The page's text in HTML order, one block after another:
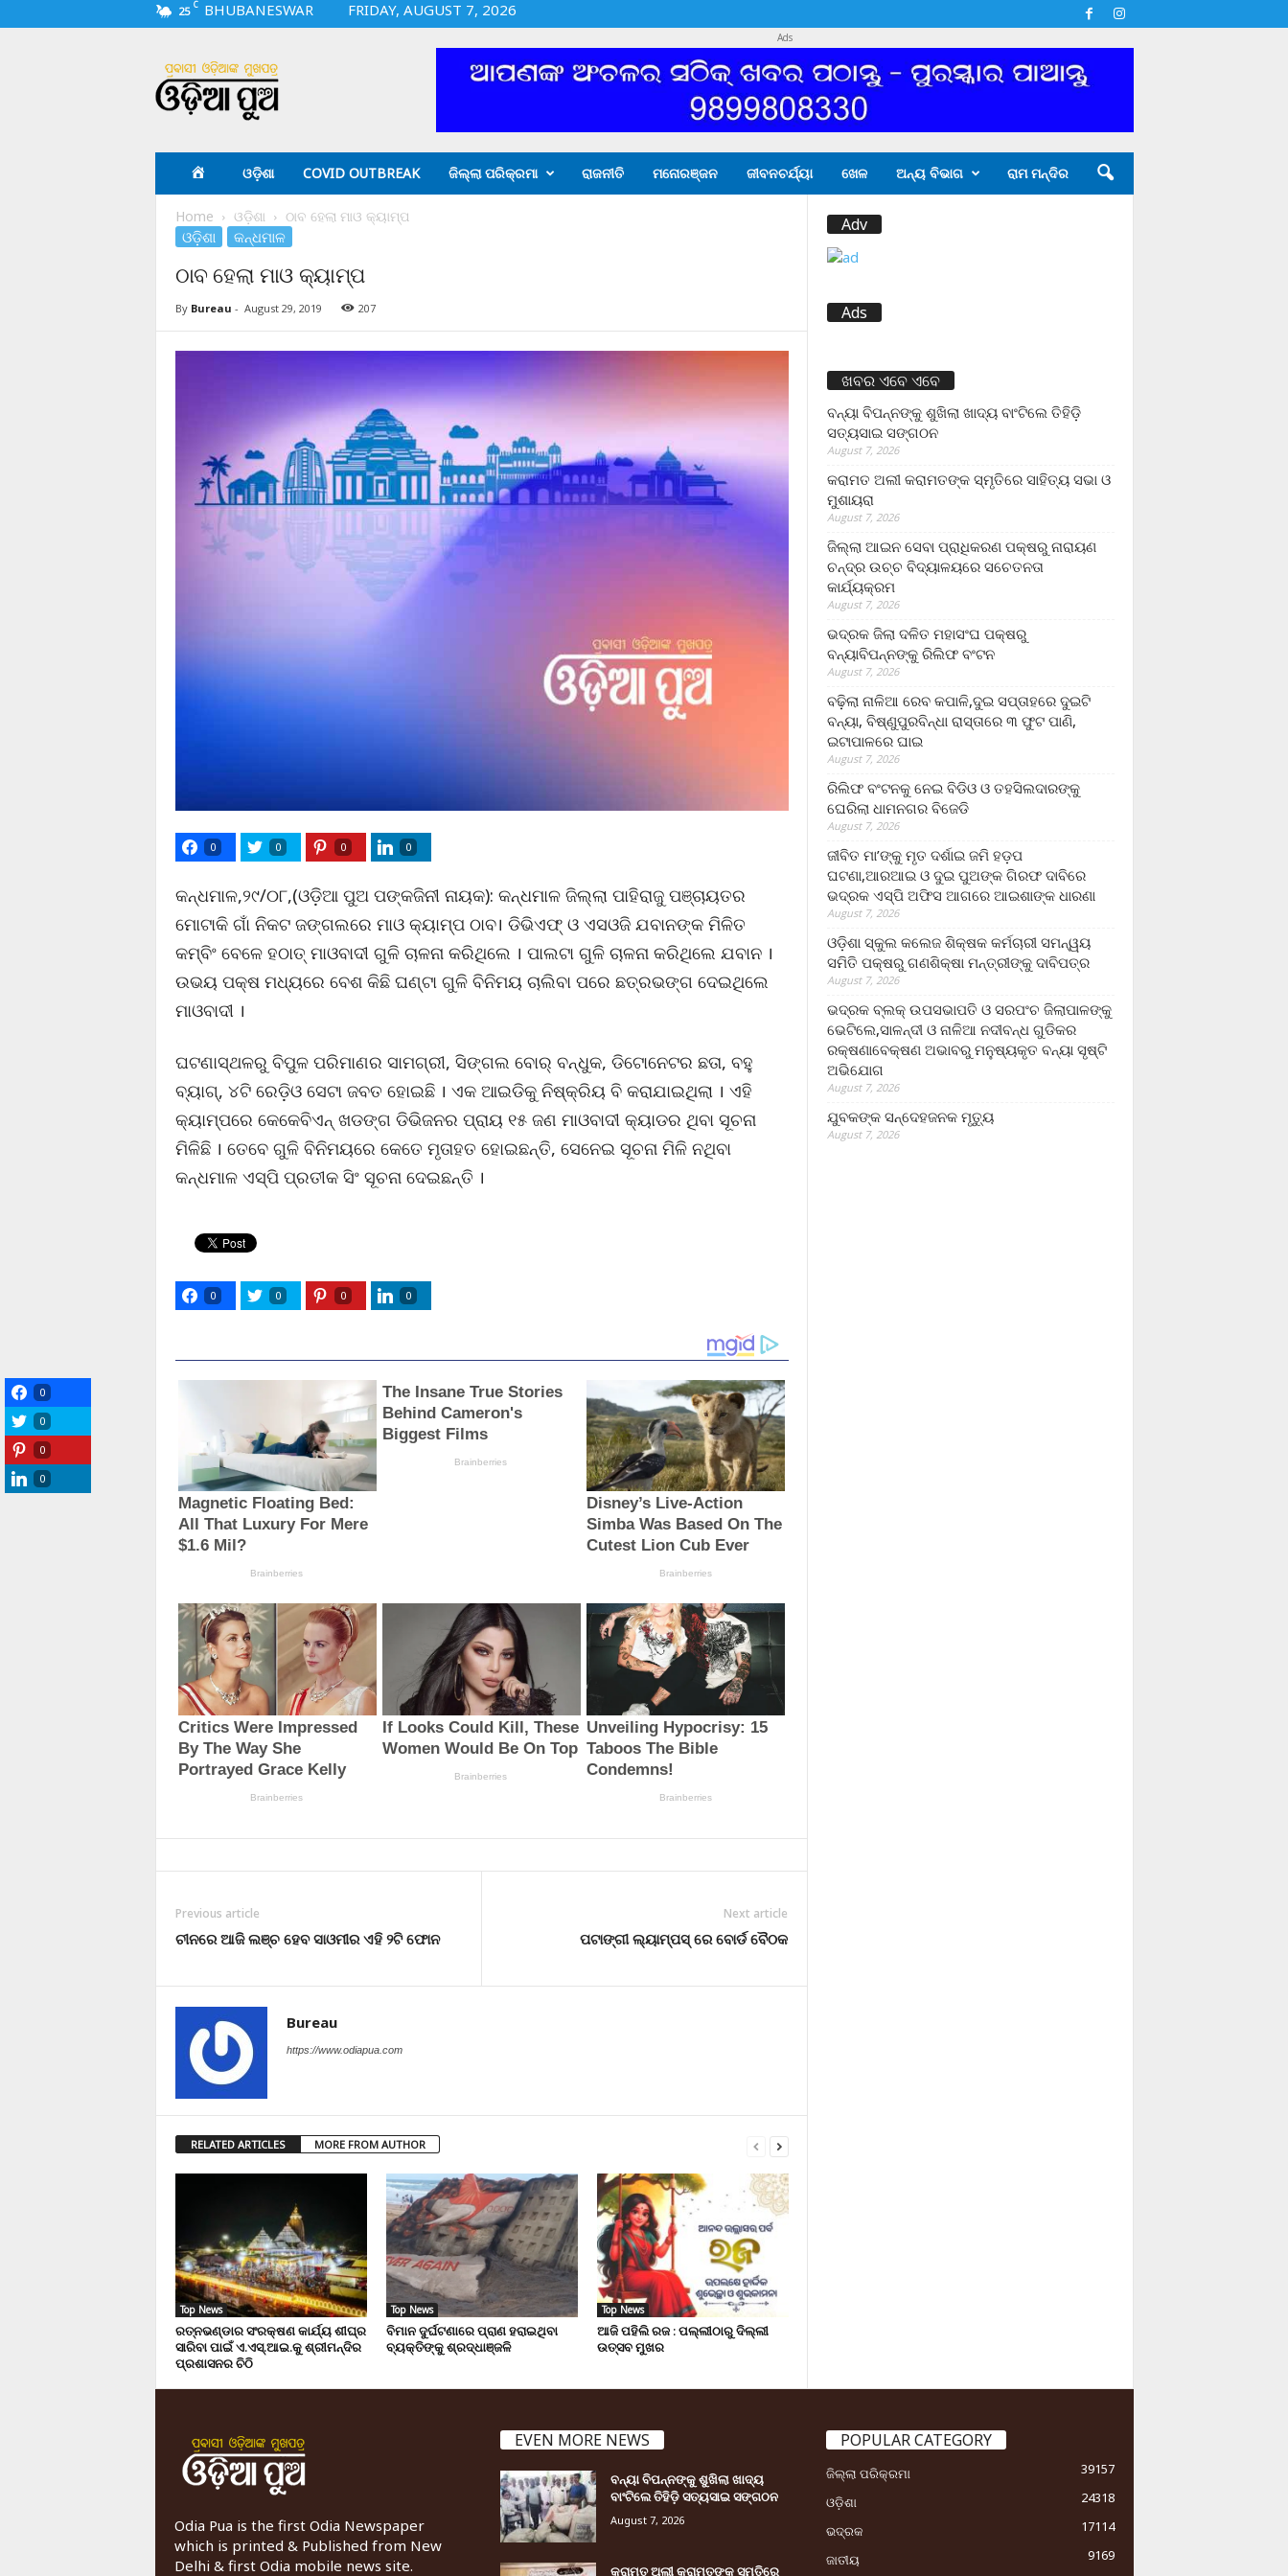
25 C BHUBANESWAR
FRIDAY, AUGUST 7, 2026
i
a
Ads
ଓଡ଼ିଶା COVID OUTBREAK ଜିଲ୍ଲା ପରିକ୍ରମା ରାଜନୀତି ମନୋରଞ୍ଜନ ଜୀବନଚର୍ଯ୍ୟା ଖେଳ ଅନ୍ୟ ବିଭାଗ ରାମ ମନ୍ଦିର
Home ଓଡ଼ିଶା ଠାବ ହେଲା ମାଓ କ୍ୟାମ୍ପ
ଓଡ଼ିଶା କନ୍ଧମାଳ
ଠାବ ହେଲା ମାଓ କ୍ୟାମ୍ପ
By Bureau - August 29, 2019 207
0 0 0 0
କନ୍ଧମାଳ,୨୯/୦୮,(ଓଡ଼ିଆ ପୁଅ ପଙ୍କଜିନୀ ନାୟକ): କନ୍ଧମାଳ ଜିଲ୍ଲା ପାହିରାଜୁ ପଞ୍ଚାୟତର
ମୋଟାକି ଗାଁ ନିକଟ ଜଙ୍ଗଲରେ ମାଓ କ୍ୟାମ୍ପ ଠାବ। ଡିଭିଏଫ୍‌ ଓ ଏସଓଜି ଯବାନଙ୍କ ମିଳିତ
କମ୍ବିଂ ବେଳେ ହଠାତ୍‌ ମାଓବାଦୀ ଗୁଳି ଚାଳନା କରିଥିଲେ । ପାଲଟା ଗୁଳି ଚାଳନା କରିଥିଲେ ଯବାନ ।
ଉଭୟ ପକ୍ଷ ମଧ୍ୟରେ ବେଶ କିଛି ଘଣ୍ଟା ଗୁଳି ବିନିମୟ ଚାଲିବା ପରେ ଛତ୍ରଭଙ୍ଗ ଦେଇଥିଲେ
ମାଓବାଦୀ ।
ଘଟଣାସ୍ଥଳରୁ ବିପୁଳ ପରିମାଣର ସାମଗ୍ରୀ, ସିଙ୍ଗଲ ବୋର୍‌ ବନ୍ଧୁକ, ଡିଟୋନେଟର ଛତା, ବହୁ
ବ୍ୟାଗ୍‌, ୪ଟି ରେଡ଼ିଓ ସେଟା ଜବତ ହୋଇଛି । ଏକ ଆଇଡିକୁ ନିଷ୍କ୍ରିୟ ବି କରାଯାଇଥିଲା । ଏହି
କ୍ୟାମ୍ପରେ କେକେବିଏନ୍‌ ଖଡଙ୍ଗ ଡିଭିଜନର ପ୍ରାୟ ୧୫ ଜଣ ମାଓବାଦୀ କ୍ୟାଡର ଥିବା ସୂଚନା
ମିଳିଛି । ତେବେ ଗୁଳି ବିନିମୟରେ କେତେ ମୃତାହତ ହୋଇଛନ୍ତି, ସେନେଇ ସୂଚନା ମିଳି ନଥିବା
କନ୍ଧମାଳ ଏସ୍‌ପି ପ୍ରତୀକ ସିଂ ସୂଚନା ଦେଇଛନ୍ତି ।
0 0 0 0
Previous article
ଚୀନରେ ଆଜି ଲଞ୍ଚ ହେବ ସାଓମୀର ଏହି ୨ଟି ଫୋନ
Next article
ପଟାଙ୍ଗୀ ଲ୍ୟାମ୍ପସ୍ ରେ ବୋର୍ଡ ବୈଠକ
Bureau
https://www.odiapua.com
RELATED ARTICLES MORE FROM AUTHOR
Top News
ରତ୍ନଭଣ୍ଡାର ସଂରକ୍ଷଣ କାର୍ଯ୍ୟ ଶୀଘ୍ର
ସାରିବା ପାଇଁ ଏ.ଏସ୍.ଆଇ.କୁ ଶ୍ରୀମନ୍ଦିର
ପ୍ରଶାସନର ଚିଠି
Top News
ବିମାନ ଦୁର୍ଘଟଣାରେ ପ୍ରାଣ ହରାଇଥିବା
ବ୍ୟକ୍ତିଙ୍କୁ ଶ୍ରଦ୍ଧାଞ୍ଜଳି
Top News
ଆଜି ପହିଲି ରଜ : ପଲ୍ଲୀଠାରୁ ଦିଲ୍ଲୀ
ଉତ୍ସବ ମୁଖର
Adv
Ads
ଖବର ଏବେ ଏବେ
ବନ୍ୟା ବିପନ୍ନଙ୍କୁ ଶୁଖିଲା ଖାଦ୍ୟ ବାଂଟିଲେ ତିହିଡି଼
ସତ୍ୟସାଇ ସଙ୍ଗଠନ
August 7, 2026
କରାମତ ଅଲୀ କରାମତଙ୍କ ସ୍ମୃତିରେ ସାହିତ୍ୟ ସଭା ଓ
ମୁଶାୟରା
August 7, 2026
ଜିଲ୍ଲା ଆଇନ ସେବା ପ୍ରାଧିକରଣ ପକ୍ଷରୁ ନାରାୟଣ
ଚନ୍ଦ୍ର ଉଚ୍ଚ ବିଦ୍ୟାଳୟରେ ସଚେତନତା
କାର୍ଯ୍ୟକ୍ରମ
August 7, 2026
ଭଦ୍ରକ ଜିଲା ଦଳିତ ମହାସଂଘ ପକ୍ଷରୁ
ବନ୍ୟାବିପନ୍ନଙ୍କୁ ରିଲିଫ ବଂଟନ
August 7, 2026
ବଢ଼ିଲା ନାଳିଆ ରେବ କପାଳି,ଦୁଇ ସପ୍ତାହରେ ଦୁଇଟି
ବନ୍ୟା, ବିଷ୍ଣୁପୁରବିନ୍ଧା ରାସ୍ତାରେ ୩ ଫୁଟ ପାଣି,
ଇଟାପାଳରେ ଘାଇ
August 7, 2026
ରିଲିଫ ବଂଟନକୁ ନେଇ ବିଡିଓ ଓ ତହସିଲଦାରଙ୍କୁ
ଘେରିଲା ଧାମନଗର ବିଜେଡି
August 7, 2026
ଜୀବିତ ମା’ଙ୍କୁ ମୃତ ଦର୍ଶାଇ ଜମି ହଡ଼ପ
ଘଟଣା,ଆରଆଇ ଓ ଦୁଇ ପୁଅଙ୍କ ଗିରଫ ଦାବିରେ
ଭଦ୍ରକ ଏସ୍‌ପି ଅଫିସ ଆଗରେ ଆଇଶାଙ୍କ ଧାରଣା
August 7, 2026
ଓଡ଼ିଶା ସ୍କୁଲ କଲେଜ ଶିକ୍ଷକ କର୍ମଚାରୀ ସମନ୍ୱୟ
ସମିତି ପକ୍ଷରୁ ଗଣଶିକ୍ଷା ମନ୍ତ୍ରୀଙ୍କୁ ଦାବିପତ୍ର
August 7, 2026
ଭଦ୍ରକ ବ୍ଲକ୍ ଉପସଭାପତି ଓ ସରପଂଚ ଜିଲାପାଳଙ୍କୁ
ଭେଟିଲେ,ସାଳନ୍ଦୀ ଓ ନାଳିଆ ନଦୀବନ୍ଧ ଗୁଡିକର
ରକ୍ଷଣାବେକ୍ଷଣ ଅଭାବରୁ ମନୁଷ୍ୟକୃତ ବନ୍ୟା ସୃଷ୍ଟି
ଅଭିଯୋଗ
August 7, 2026
ଯୁବକଙ୍କ ସନ୍ଦେହଜନକ ମୃତ୍ୟୁ
August 7, 2026
Odia Pua is the first Odia Newspaper
which is printed & Published from New
Delhi & first Odia mobile news site.
EVEN MORE NEWS
ବନ୍ୟା ବିପନ୍ନଙ୍କୁ ଶୁଖିଲା ଖାଦ୍ୟ
ବାଂଟିଲେ ତିହିଡି଼ ସତ୍ୟସାଇ ସଙ୍ଗଠନ
August 7, 2026
କରାମତ ଅଲୀ କରାମତଙ୍କ ସ୍ମୃତିରେ
POPULAR CATEGORY
ଜିଲ୍ଲା ପରିକ୍ରମା
39157
ଓଡ଼ିଶା
24318
ଭଦ୍ରକ
17114
ଜାତୀୟ
9169
0
0
0
0